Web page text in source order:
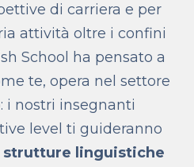
di carriera e per
attività oltre i confini
School ha pensato a
te, opera nel settore
i nostri insegnanti
level ti guideranno
strutture linguistiche